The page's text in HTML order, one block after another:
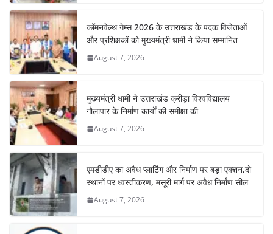
कॉमनवेल्थ गेम्स 2026 के उत्तराखंड के पदक विजेताओं
और प्रशिक्षकों को मुख्यमंत्री धामी ने किया सम्मानित
August 7, 2026
मुख्यमंत्री धामी ने उत्तराखंड क्रीड़ा विश्वविद्यालय
गौलापार के निर्माण कार्यों की समीक्षा की
August 7, 2026
एमडीडीए का अवैध प्लाटिंग और निर्माण पर बड़ा एक्शन,दो
स्थानों पर ध्वस्तीकरण, मसूरी मार्ग पर अवैध निर्माण सील
August 7, 2026